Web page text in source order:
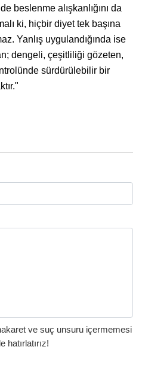
beslenme alışkanlığını da
ki, hiçbir diyet tek başına
Yanlış uygulandığında ise
dengeli, çeşitliliği gözeten,
sürdürülebilir bir
ve suç unsuru içermemesi
hatırlatırız!